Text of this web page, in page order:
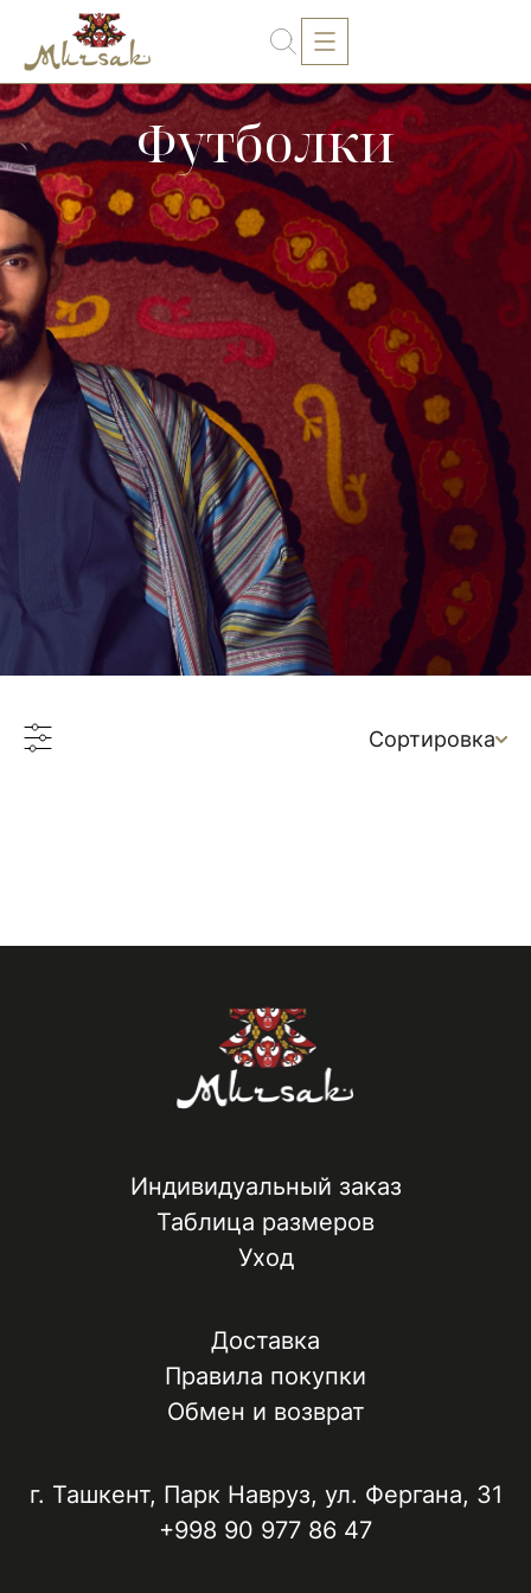
Футболки
Сортировка
Индивидуальный заказ
Таблица размеров
Уход
Доставка
Правила покупки
Обмен и возврат
г. Ташкент, ​Парк Навруз​, ул. Фергана, 31
+998 90 977 86 47